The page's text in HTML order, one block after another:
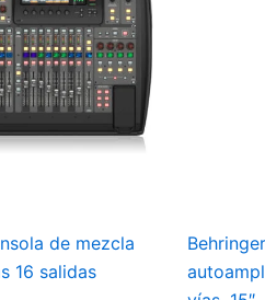
de mezcla
16 salidas